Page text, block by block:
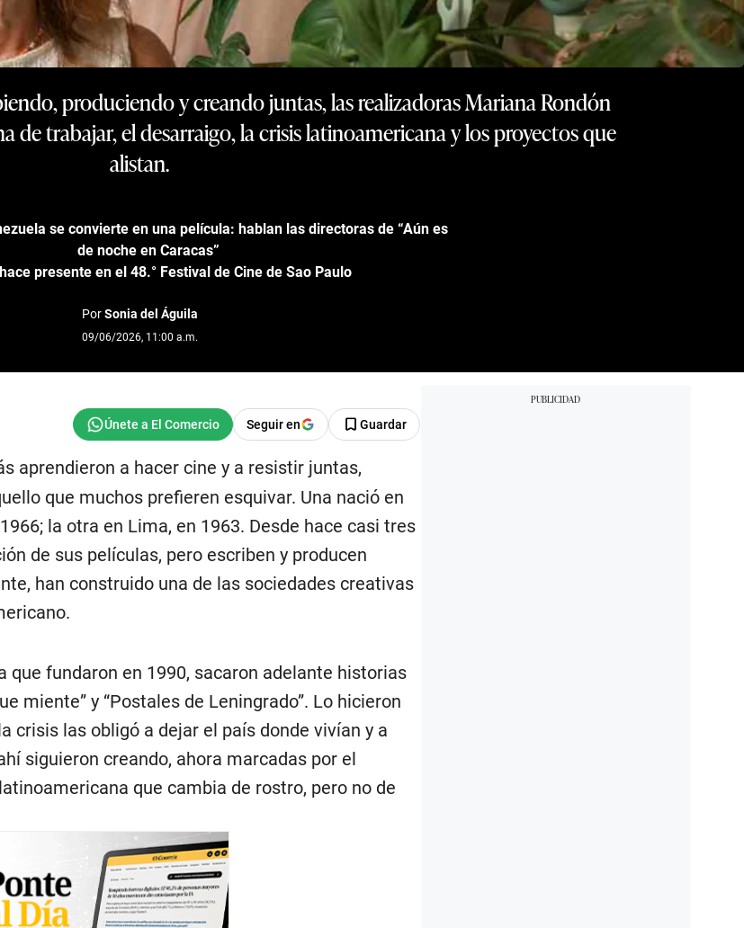
produciendo y creando juntas, las realizadoras Mariana Rondón
de trabajar, el desarraigo, la crisis latinoamericana y los proyectos que
alistan.
se convierte en una película: hablan las directoras de “Aún es
de noche en Caracas”
presente en el 48.° Festival de Cine de Sao Paulo
PorSonia del Águila
09/06/2026, 11:00 a.m.
Seguir en Guardar
aprendieron a hacer cine y a resistir juntas,
que muchos prefieren esquivar. Una nació en
la otra en Lima, en 1963. Desde hace casi tres
de sus películas, pero escriben y producen
han construido una de las sociedades creativas
que fundaron en 1990, sacaron adelante historias
miente” y “Postales de Leningrado”. Lo hicieron
crisis las obligó a dejar el país donde vivían y a
siguieron creando, ahora marcadas por el
que cambia de rostro, pero no de